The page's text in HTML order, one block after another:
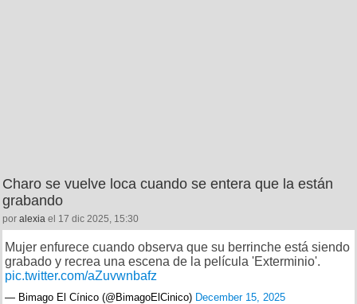
Charo se vuelve loca cuando se entera que la están
grabando
por alexia el 17 dic 2025, 15:30
Mujer enfurece cuando observa que su berrinche está siendo
grabado y recrea una escena de la película 'Exterminio'.
pic.twitter.com/aZuvwnbafz
— Bimago El Cínico (@BimagoElCinico) December 15, 2025